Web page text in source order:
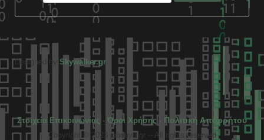
Designed by Skywalker.gr
Στοιχεία Επικοινωνίας - Όροι Χρήσης - Πολιτική Απορρήτου
Copyright © 2023 jobdays.gr -- All rights reserved